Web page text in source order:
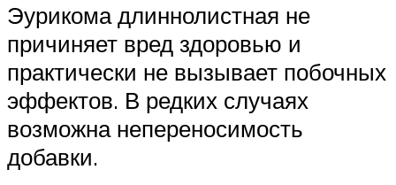
Эурикома длиннолистная не
причиняет вред здоровью и
практически не вызывает побочных
эффектов. В редких случаях
возможна непереносимость
добавки.